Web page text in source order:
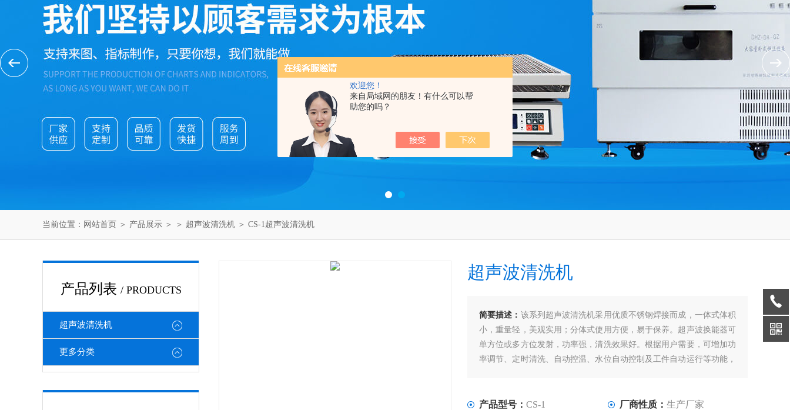
欢迎您！
来自局域网的朋友！有什么可以帮
助您的吗？
当前位置： 网站首页 ＞ 产品展示 ＞ ＞ 超声波清洗机 ＞ CS-1超声波清洗机
产品列表 / PRODUCTS
超声波清洗机
更多分类
超声波清洗机
简要描述： 该系列超声波清洗机采用优质不锈钢焊接而成，一体式体积
小，重量轻，美观实用；分体式使用方便，易于保养。超声波换能器可
单方位或多方位发射，功率强，清洗效果好。根据用户需要，可增加功
率调节、定时清洗、自动控温、水位自动控制及工件自动运行等功能，
批量生产的清洗。
产品型号： CS-1 厂商性质： 生产厂家